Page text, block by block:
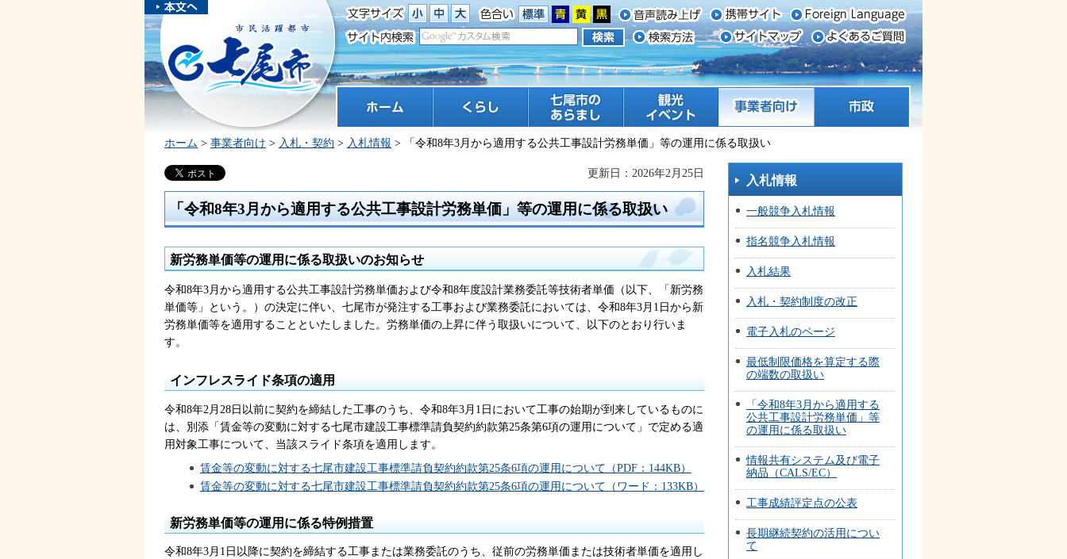
本文へスキ
ップしま
す。
市民活躍都市 七尾市
七尾市のあらまし 観光 イベント 事業者向け
ホーム > 事業者向け > 入札・契約 > 入札情報 > 「令和8年3月から適用する公共工事設計労務単価」等の運用に係る取扱い
更新日：2026年2月25日
「令和8年3月から適用する公共工事設計労務単価」等の運用に係る取扱い
新労務単価等の運用に係る取扱いのお知らせ
令和8年3月から適用する公共工事設計労務単価および令和8年度設計業務委託等技術者単価（以下、「新労務
単価等」という。）の決定に伴い、七尾市が発注する工事および業務委託においては、令和8年3月1日から新
労務単価等を適用することといたしました。労務単価の上昇に伴う取扱いについて、以下のとおり行いま
す。
インフレスライド条項の適用
令和8年2月28日以前に契約を締結した工事のうち、令和8年3月1日において工事の始期が到来しているものに
は、別添「賃金等の変動に対する七尾市建設工事標準請負契約約款第25条第6項の運用について」で定める適
用対象工事について、当該スライド条項を適用します。
賃金等の変動に対する七尾市建設工事標準請負契約約款第25条6項の運用について（PDF：144KB）
賃金等の変動に対する七尾市建設工事標準請負契約約款第25条6項の運用について（ワード：133KB）
新労務単価等の運用に係る特例措置
令和8年3月1日以降に契約を締結する工事または業務委託のうち、従前の労務単価または技術者単価を適用し
入札情報
一般競争入札情報
指名競争入札情報
入札結果
入札・契約制度の改正
電子入札のページ
最低制限価格を算定する際
の端数の取扱い
「令和8年3月から適用する
公共工事設計労務単価」等
の運用に係る取扱い
情報共有システム及び電子
納品（CALS/EC）
工事成績評定点の公表
長期継続契約の活用につい
て